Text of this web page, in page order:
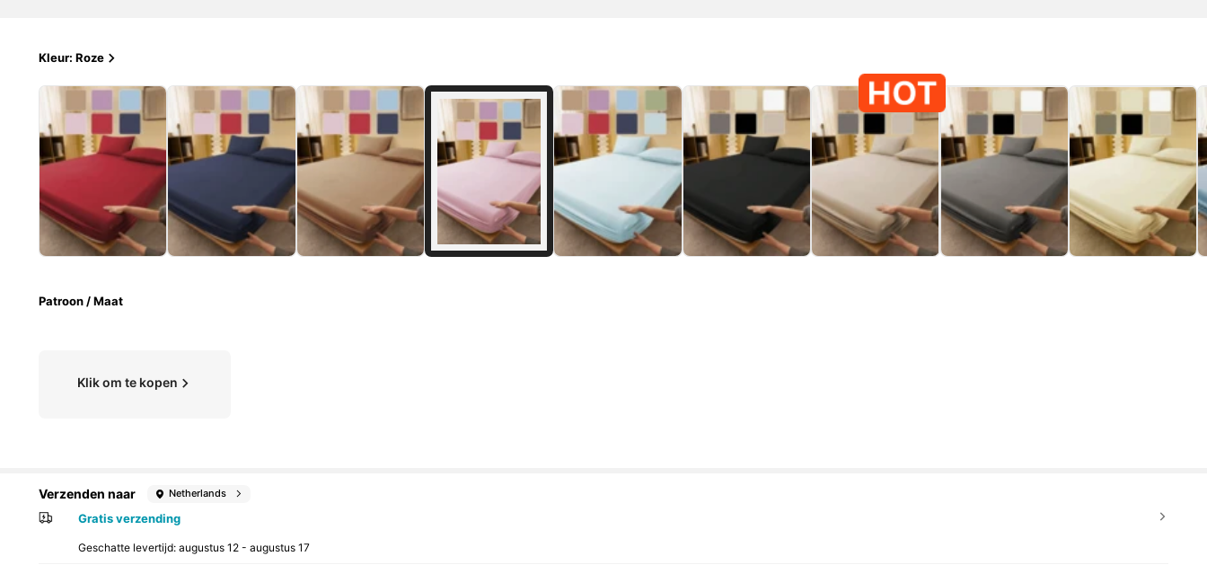
Kleur: Roze
Patroon / Maat
Klik om te kopen
Verzenden naar Netherlands
Gratis verzending
Geschatte levertijd:augustus 12 - augustus 17